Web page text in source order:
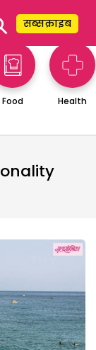
सब्सक्राइब
Food Health